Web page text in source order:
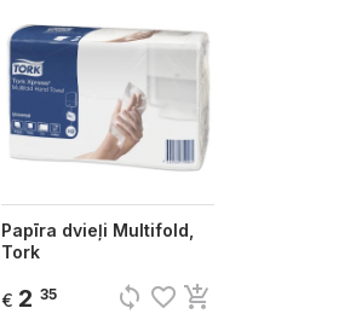
Papīra dvieļi Multifold,
Tork
€ 2 35 sync favorite_border add_shopping_cart